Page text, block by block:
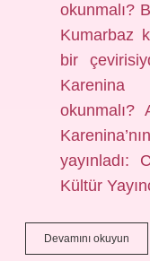
okunmalı?
Kumarbaz
bir
okunmalı?
yayınladı:
Kültür
Devamını okuyun